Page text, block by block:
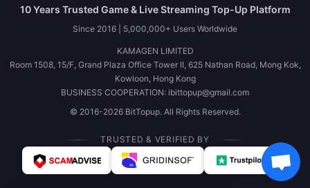
10 Years Trusted Game & Live Streaming Top-Up Platform
Since 2016 | 5,000,000+ Users Worldwide
KAMAGEN LIMITED
Room 1508, 15/F, Grand Plaza Office Tower II, 625 Nathan Road, Mong Kok,
Kowloon, Hong Kong
BUSINESS COOPERATION: ibittopup@gmail.com
© 2016-2026 BitTopup. All Rights Reserved.
TRUSTED & VERIFIED BY